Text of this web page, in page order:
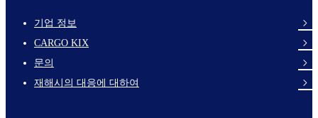
footer-
links-
en-
기업 정보
CARGO KIX
문의
재해시의 대응에 대하여